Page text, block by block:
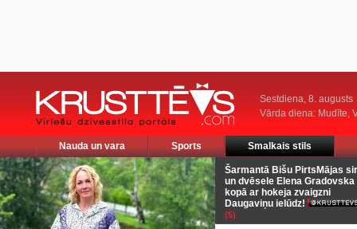
Sestdiena, 8. augusts
Vārda diena: Mudīte,
Nauda un vara Sports Smalkais stils
Šarmantā Bišu PirtsMājas
un dvēsele Elena Gradovska
kopā ar hokeja zvaigzni
Daugaviņu ielūdz!
(5)